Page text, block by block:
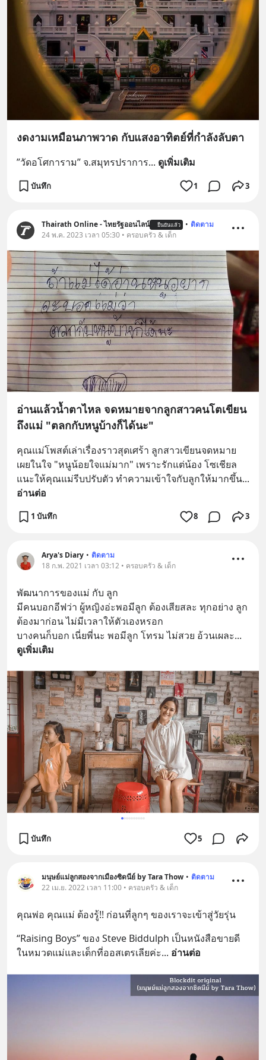
งดงามเหมือนภาพวาด กับแสงอาทิตย์ที่กำลังลับตา
”วัดอโศการาม” จ.สมุทรปราการ... ดูเพิ่มเติม
บันทึก 1 3
Thairath Online - ไทยรัฐออนไลน์ ยืนยันแล้ว • ติดตาม
24 พ.ค. 2023 เวลา 05:30 • ครอบครัว & เด็ก
อ่านแล้วน้ำตาไหล จดหมายจากลูกสาวคนโตเขียน
ถึงแม่ "ตลกกับหนูบ้างก็ได้นะ"
คุณแม่โพสต์เล่าเรื่องราวสุดเศร้า ลูกสาวเขียนจดหมาย
เผยในใจ "หนูน้อยใจแม่มาก" เพราะรักแต่น้อง โซเชียล
แนะให้คุณแม่รีบปรับตัว ทำความเข้าใจกับลูกให้มากขึ้น
อ่านต่อ
1 บันทึก 8 3
Arya's Diary • ติดตาม
18 ก.พ. 2021 เวลา 03:12 • ครอบครัว & เด็ก
พัฒนาการของแม่ กับ ลูก
มีคนบอกอีฟว่า ผู้หญิงอ่ะพอมีลูก ต้องเสียสละ ทุกอย่าง ลูก
ต้องมาก่อน ไม่มีเวลาให้ตัวเองหรอก
บางคนก็บอก เนี่ยพี่นะ พอมีลูก โทรม ไม่สวย อ้วนเผละ...
ดูเพิ่มเติม
บันทึก 5
มนุษย์แม่ลูกสองจากเมืองซิดนีย์ by Tara Thow • ติดตาม
22 เม.ย. 2022 เวลา 11:00 • ครอบครัว & เด็ก
คุณพ่อ คุณแม่ ต้องรู้!! ก่อนที่ลูกๆ ของเราจะเข้าสู่วัยรุ่น
“Raising Boys” ของ Steve Biddulph เป็นหนังสือขายดี
ในหมวดแม่และเด็กที่ออสเตรเลียค่ะ... อ่านต่อ